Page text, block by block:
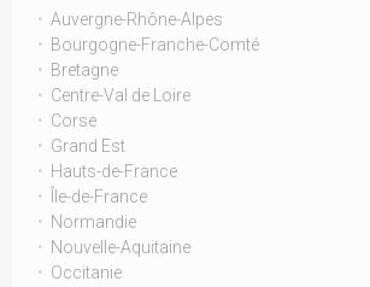
Auvergne-Rhône-Alpes
Bourgogne-Franche-Comté
Bretagne
Centre-Val de Loire
Corse
Grand Est
Hauts-de-France
Île-de-France
Normandie
Nouvelle-Aquitaine
Occitanie